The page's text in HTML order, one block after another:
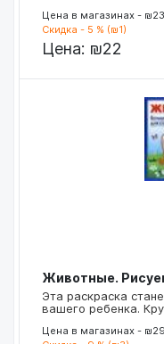
Цена в магазинах - ₪23
Скидка - 5 % (₪1)
Цена: ₪22
Животные.
Эта раскраска
вашего ребенка.
Цена в магазинах - ₪29